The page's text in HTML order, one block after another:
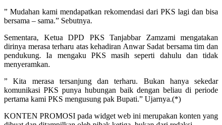
” Mudahan kami mendapatkan rekomendasi dari PKS lagi dan bisa
bersama – sama.” Sebutnya.
Sementara, Ketua DPD PKS Tanjabbar Zamzami mengatakan
dirinya merasa terharu atas kehadiran Anwar Sadat bersama tim dan
pendukung. Ia mengaku PKS masih seperti dahulu dan tidak
menyeramkan.
” Kita merasa tersanjung dan terharu. Bukan hanya sekedar
komunikasi PKS punya hubungan baik dengan beliau di periode
pertama kami PKS mengusung pak Bupati.” Ujarnya.(*)
KONTEN PROMOSI pada widget web ini merupakan konten yang